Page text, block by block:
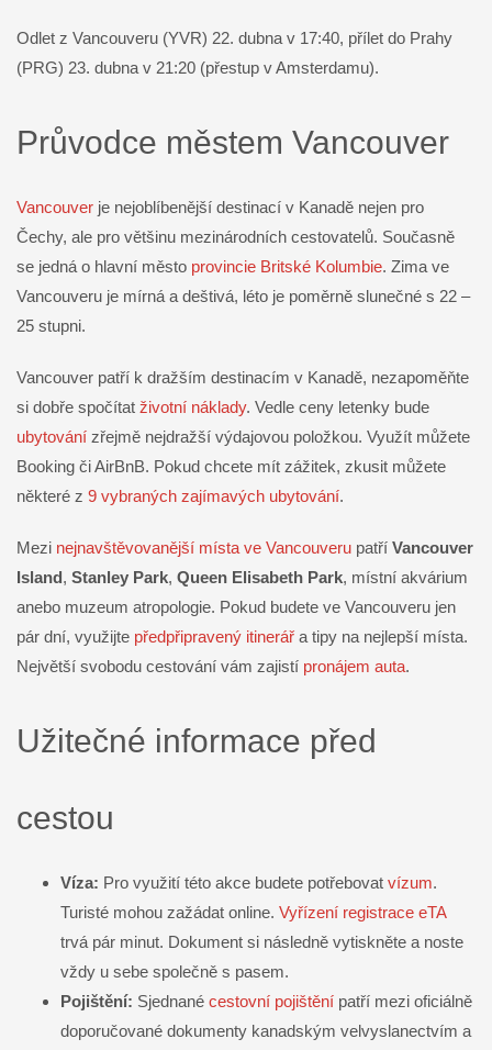
Odlet z Vancouveru (YVR) 22. dubna v 17:40, přílet do Prahy
(PRG) 23. dubna v 21:20 (přestup v Amsterdamu).
Průvodce městem Vancouver
Vancouver je nejoblíbenější destinací v Kanadě nejen pro
Čechy, ale pro většinu mezinárodních cestovatelů. Současně
se jedná o hlavní město provincie Britské Kolumbie. Zima ve
Vancouveru je mírná a deštivá, léto je poměrně slunečné s 22 –
25 stupni.
Vancouver patří k dražším destinacím v Kanadě, nezapoměňte
si dobře spočítat životní náklady. Vedle ceny letenky bude
ubytování zřejmě nejdražší výdajovou položkou. Využít můžete
Booking či AirBnB. Pokud chcete mít zážitek, zkusit můžete
některé z 9 vybraných zajímavých ubytování.
Mezi nejnavštěvovanější místa ve Vancouveru patří Vancouver
Island, Stanley Park, Queen Elisabeth Park, místní akvárium
anebo muzeum atropologie. Pokud budete ve Vancouveru jen
pár dní, využijte předpřipravený itinerář a tipy na nejlepší místa.
Největší svobodu cestování vám zajistí pronájem auta.
Užitečné informace před
cestou
Víza: Pro využití této akce budete potřebovat vízum.
Turisté mohou zažádat online. Vyřízení registrace eTA
trvá pár minut. Dokument si následně vytiskněte a noste
vždy u sebe společně s pasem.
Pojištění: Sjednané cestovní pojištění patří mezi oficiálně
doporučované dokumenty kanadským velvyslanectvím a